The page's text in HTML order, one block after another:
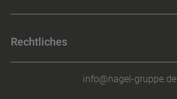
Messtechnik
Merchandising-Shop
Facebook
Instagram
Rechtliches
info@nagel-gruppe.de